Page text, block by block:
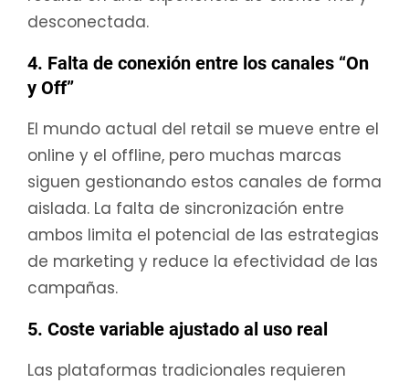
desconectada.
4. Falta de conexión entre los canales “On
y Off”
El mundo actual del retail se mueve entre el
online y el offline, pero muchas marcas
siguen gestionando estos canales de forma
aislada. La falta de sincronización entre
ambos limita el potencial de las estrategias
de marketing y reduce la efectividad de las
campañas.
5. Coste variable ajustado al uso real
Las plataformas tradicionales requieren